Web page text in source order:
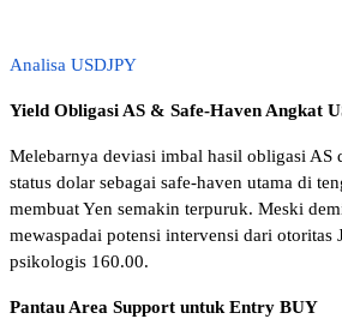
Analisa USDJPY
Yield Obligasi AS & Safe-Haven Angkat
Melebarnya deviasi imbal hasil obligasi AS
status dolar sebagai safe-haven utama di
membuat Yen semakin terpuruk. Meski
mewaspadai potensi intervensi dari otoritas
psikologis 160.00.
Pantau Area Support untuk Entry BUY